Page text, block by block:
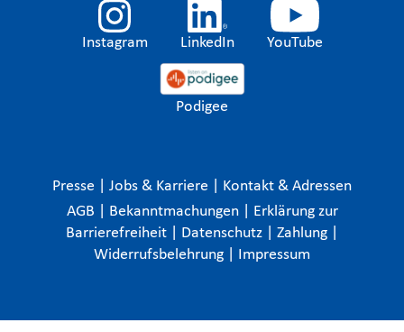
Instagram LinkedIn YouTube
Podigee
Presse Jobs & Karriere
Kontakt & Adressen
AGB
Bekanntmachungen
Erklärung zur
Barrierefreiheit
Datenschutz Zahlung
Widerrufsbelehrung
Impressum